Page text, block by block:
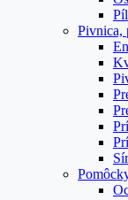
Pivnica,